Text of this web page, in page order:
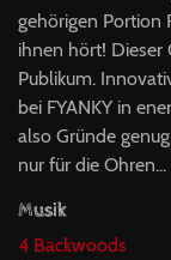
gehörigen Portion
ihnen hört! Dieser
Publikum.
bei FYANKY in
also Gründe
nur für die Ohren...
Musik
4 Backwoods